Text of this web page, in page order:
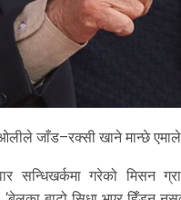
जाँड–रक्सी खाने मान्छे
सन्धिखर्कमा गरेको मिसन